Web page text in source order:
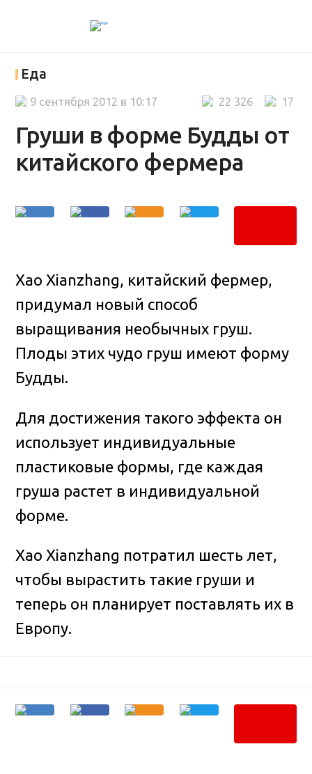
Еда
Груши в форме Будды от
китайского фермера
17
22 326
9 сентября 2012 в 10:17
Хао Xianzhang, китайский фермер,
придумал новый способ
выращивания необычных груш.
Плоды этих чудо груш имеют форму
Будды.
Для достижения такого эффекта он
использует индивидуальные
пластиковые формы, где каждая
груша растет в индивидуальной
форме.
Хао Xianzhang потратил шесть лет,
чтобы вырастить такие груши и
теперь он планирует поставлять их в
Европу.